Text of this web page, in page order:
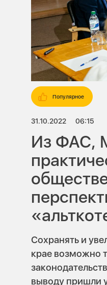
Популярное
31.10.2022 06:15
Из ФАС,
Сохранять и
крае возможно
выводу пришли